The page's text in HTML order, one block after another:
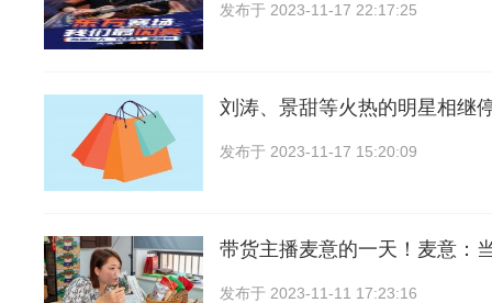
发布于 2023-11-17 22:17:25
刘涛、景甜等火热的明星相继
发布于 2023-11-17 15:20:09
带货主播麦意的一天！麦意：
发布于 2023-11-11 17:23:16